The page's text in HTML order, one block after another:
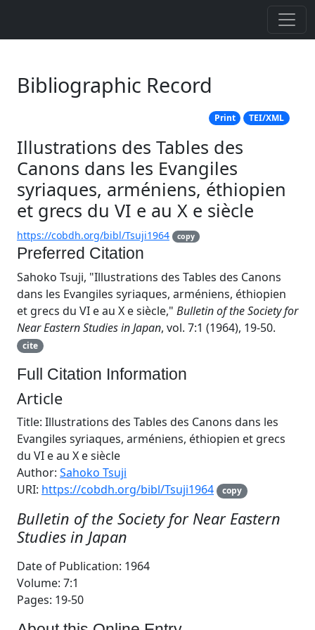
Bibliographic Record
Print TEI/XML
Illustrations des Tables des
Canons dans les Evangiles
syriaques, arméniens, éthiopien
et grecs du VI e au X e siècle
https://cobdh.org/bibl/Tsuji1964 copy
Preferred Citation
Sahoko Tsuji, "Illustrations des Tables des Canons
dans les Evangiles syriaques, arméniens, éthiopien
et grecs du VI e au X e siècle," Bulletin of the Society for
Near Eastern Studies in Japan, vol. 7:1 (1964), 19-50.
cite
Full Citation Information
Article
Title: Illustrations des Tables des Canons dans les
Evangiles syriaques, arméniens, éthiopien et grecs
du VI e au X e siècle
Author: Sahoko Tsuji
URI: https://cobdh.org/bibl/Tsuji1964 copy
Bulletin of the Society for Near Eastern
Studies in Japan
Date of Publication: 1964
Volume: 7:1
Pages: 19-50